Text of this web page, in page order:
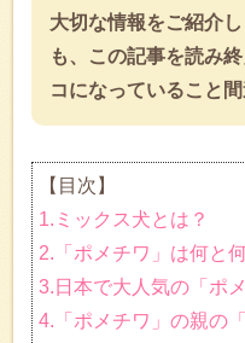
大切な情報をご紹介
も、この記事を読み
コになっていること
【目次】
1.ミックス犬とは？
2.「ポメチワ」は何と
3.日本で大人気の「ポメ
4.「ポメチワ」の親の